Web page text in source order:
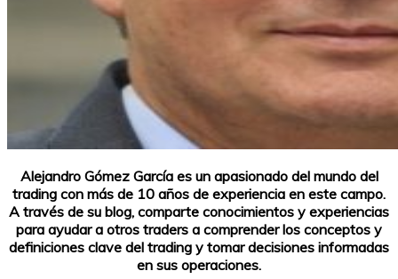
Alejandro Gómez García es un apasionado del mundo del
trading con más de 10 años de experiencia en este campo.
A través de su blog, comparte conocimientos y experiencias
para ayudar a otros traders a comprender los conceptos y
definiciones clave del trading y tomar decisiones informadas
en sus operaciones.